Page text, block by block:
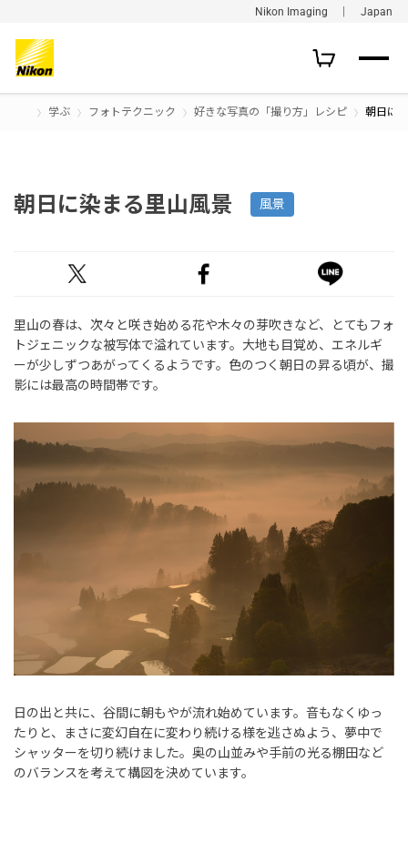
Nikon Imaging ｜ Japan
学ぶ フォトテクニック 好きな写真の「撮り方」レシピ 朝日に
朝日に染まる里山風景 風景
里山の春は、次々と咲き始める花や木々の芽吹きなど、とてもフォ
トジェニックな被写体で溢れています。大地も目覚め、エネルギ
ーが少しずつあがってくるようです。色のつく朝日の昇る頃が、撮
影には最高の時間帯です。
日の出と共に、谷間に朝もやが流れ始めています。音もなくゆっ
たりと、まさに変幻自在に変わり続ける様を逃さぬよう、夢中で
シャッターを切り続けました。奥の山並みや手前の光る棚田など
のバランスを考えて構図を決めています。